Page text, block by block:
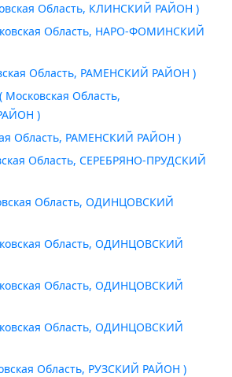
Область, КЛИНСКИЙ РАЙОН )
Область, НАРО-ФОМИНСКИЙ
Область, РАМЕНСКИЙ РАЙОН )
Московская Область,
)
Область, РАМЕНСКИЙ РАЙОН )
Область, СЕРЕБРЯНО-ПРУДСКИЙ
Область, ОДИНЦОВСКИЙ
Область, ОДИНЦОВСКИЙ
Область, ОДИНЦОВСКИЙ
Область, ОДИНЦОВСКИЙ
Область, РУЗСКИЙ РАЙОН )